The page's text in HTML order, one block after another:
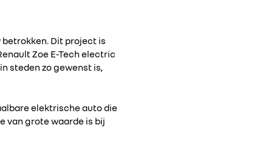
betrokken. Dit project is
Zoe E-Tech electric
steden zo gewenst is,
elektrische auto die
van grote waarde is bij